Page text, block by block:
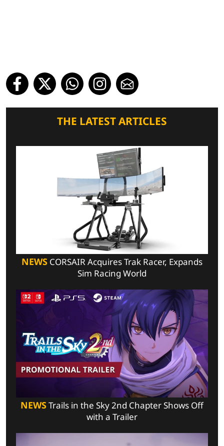
THE LATEST ARTICLES
NEWS CORSAIR Acquires Trak Racer, Expands
Sim Racing World
NEWSTrails in the Sky 2nd Chapter Shows Off
with a Trailer